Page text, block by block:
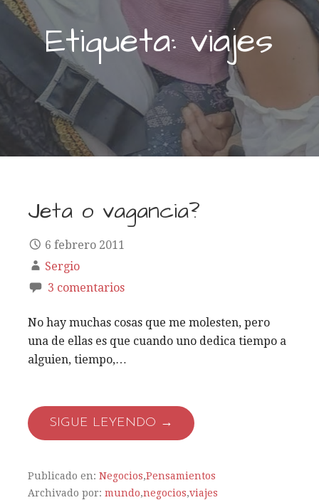
Etiqueta: viajes
Jeta o vagancia?
6 febrero 2011
Sergio
3 comentarios
No hay muchas cosas que me molesten, pero
una de ellas es que cuando uno dedica tiempo a
alguien, tiempo,…
SIGUE LEYENDO →
Publicado en: Negocios,Pensamientos
Archivado por: mundo,negocios,viajes